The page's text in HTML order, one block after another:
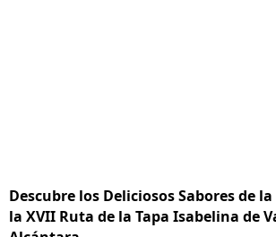
Descubre los Deliciosos Sabores de
la XVII Ruta de la Tapa Isabelina de